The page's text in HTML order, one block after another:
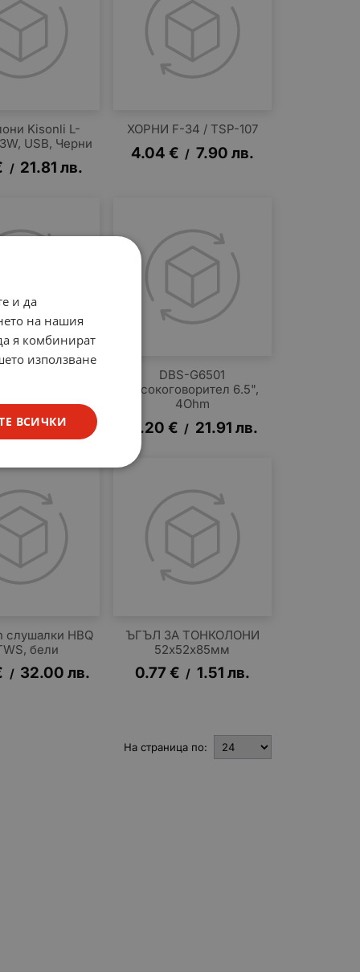
Kisonli L-
USB, Черни
/ 21.81 лв.
ХОРНИ F-34 / TSP-107
4.04 € / 7.90 лв.
8Ohm
/ 21.91лв.
DBS-G6501
Високоговорител 6.5",
4Ohm
11.20 € / 21.91 лв.
слушалки HBQ
бели
/ 32.00 лв.
ЪГЪЛ ЗА ТОНКОЛОНИ
52х52х85мм
0.77 € / 1.51 лв.
На страница по:
и да
на нашия
я комбинират
използване
ВСИЧКИ